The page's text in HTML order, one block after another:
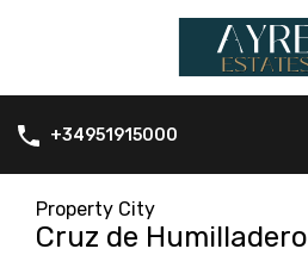
+34951915000
Property City
Cruz de Humilladero